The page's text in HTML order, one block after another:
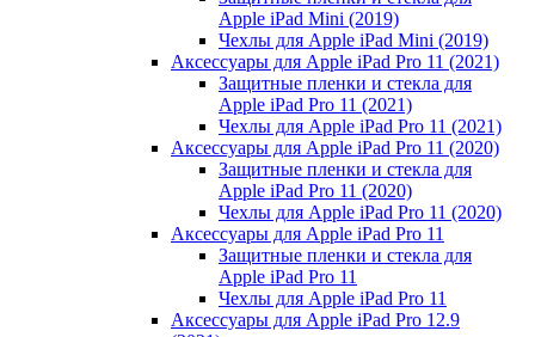
Apple iPad Mini (2019)
Чехлы для Apple iPad Mini (2019)
Аксессуары для Apple iPad Pro 11 (2021)
Защитные пленки и стекла для
Apple iPad Pro 11 (2021)
Чехлы для Apple iPad Pro 11 (2021)
Аксессуары для Apple iPad Pro 11 (2020)
Защитные пленки и стекла для
Apple iPad Pro 11 (2020)
Чехлы для Apple iPad Pro 11 (2020)
Аксессуары для Apple iPad Pro 11
Защитные пленки и стекла для
Apple iPad Pro 11
Чехлы для Apple iPad Pro 11
Аксессуары для Apple iPad Pro 12.9